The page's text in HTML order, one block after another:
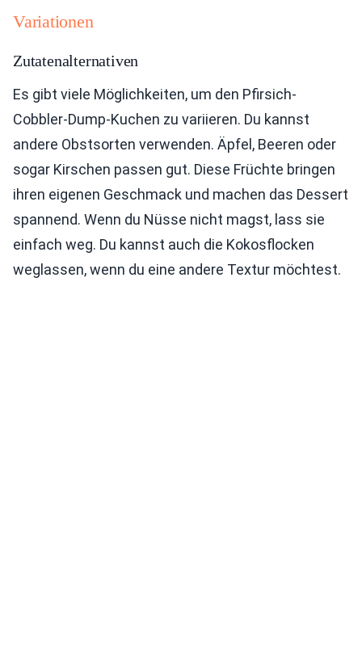
Variationen
Zutatenalternativen
Es gibt viele Möglichkeiten, um den Pfirsich-
Cobbler-Dump-Kuchen zu variieren. Du kannst
andere Obstsorten verwenden. Äpfel, Beeren oder
sogar Kirschen passen gut. Diese Früchte bringen
ihren eigenen Geschmack und machen das Dessert
spannend. Wenn du Nüsse nicht magst, lass sie
einfach weg. Du kannst auch die Kokosflocken
weglassen, wenn du eine andere Textur möchtest.